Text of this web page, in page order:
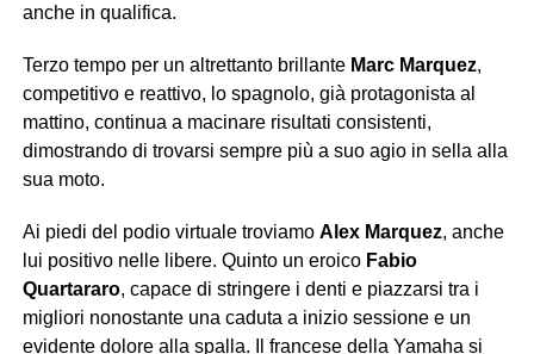
anche in qualifica.
Terzo tempo per un altrettanto brillante Marc Marquez,
competitivo e reattivo, lo spagnolo, già protagonista al
mattino, continua a macinare risultati consistenti,
dimostrando di trovarsi sempre più a suo agio in sella alla
sua moto.
Ai piedi del podio virtuale troviamo Alex Marquez, anche
lui positivo nelle libere. Quinto un eroico Fabio
Quartararo, capace di stringere i denti e piazzarsi tra i
migliori nonostante una caduta a inizio sessione e un
evidente dolore alla spalla. Il francese della Yamaha si